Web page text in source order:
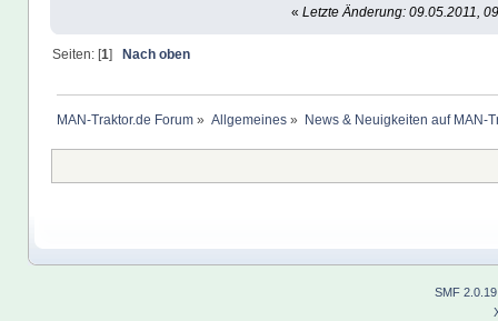
«Letzte Änderung: 09.05.2011,
Seiten: [1] Nach oben
MAN-Traktor.de Forum » Allgemeines » News & Neuigkeiten auf MAN-
SMF 2.0.19